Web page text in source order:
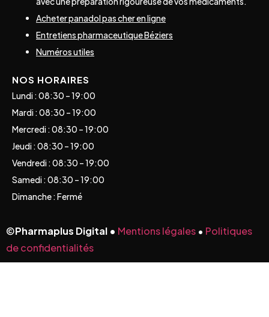
Acheter panadol pas cher en ligne
Entretiens pharmaceutique Béziers
Numéros utiles
NOS HORAIRES
Lundi : 08:30 – 19:00
Mardi : 08:30 – 19:00
Mercredi : 08:30 – 19:00
Jeudi : 08:30 – 19:00
Vendredi : 08:30 – 19:00
Samedi : 08:30 – 19:00
Dimanche : Fermé
©Pharmaplus Digital • Mentions légales • Politiques
de confidentialités